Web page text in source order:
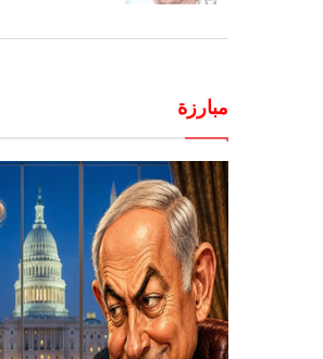
مبارزة